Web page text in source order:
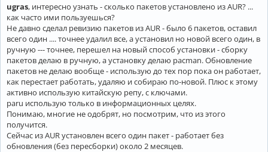
ugras, интересно узнать - сколько пакетов установлено из AUR? ...
как часто ими пользуешься?
Не давно сделал ревизию пакетов из AUR - было 6 пакетов, оставил
всего один .... точнее удалил все, а установил но новой всего один, в
ручную --- точнее, перешел на новый способ установки - сборку
пакетов делаю в ручную, а установку делаю pacman. Обновление
пакетов не делаю вообще - использую до тех пор пока он работает,
как перестает работать, удаляю и собираю по-новой. Плюс к этому
активно использую китайскую репу, с ключами.
paru использую только в информационных целях.
Понимаю, многие не одобрят, но посмотрим, что из этого
получится.
Сейчас из AUR установлен всего один пакет - работает без
обновления (без пересборки) около 2 месяцев.